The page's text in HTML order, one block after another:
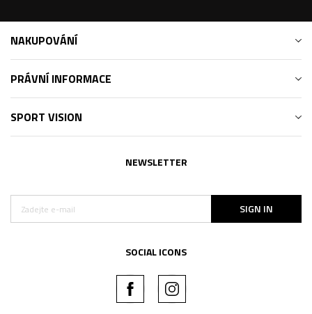
NAKUPOVÁNÍ
PRÁVNÍ INFORMACE
SPORT VISION
NEWSLETTER
SIGN IN
SOCIAL ICONS